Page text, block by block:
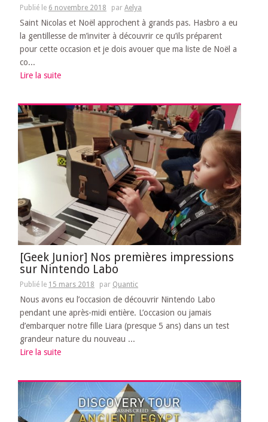
Publié le 6 novembre 2018 par Aelya
Saint Nicolas et Noël approchent à grands pas. Hasbro a eu
la gentillesse de m’inviter à découvrir ce qu’ils préparent
pour cette occasion et je dois avouer que ma liste de Noël a
co...
Lire la suite
[Geek Junior] Nos premières impressions
sur Nintendo Labo
Publié le 15 mars 2018 par Quantic
Nous avons eu l’occasion de découvrir Nintendo Labo
pendant une après-midi entière. L’occasion ou jamais
d’embarquer notre fille Liara (presque 5 ans) dans un test
grandeur nature du nouveau ...
Lire la suite